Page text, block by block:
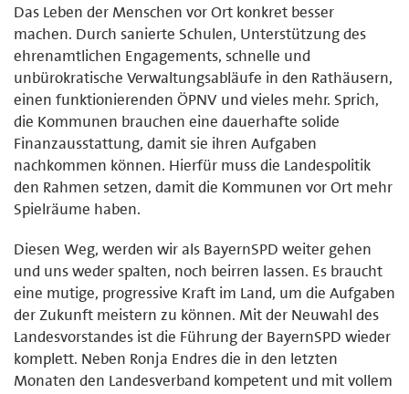
Das Leben der Menschen vor Ort konkret besser
machen. Durch sanierte Schulen, Unterstützung des
ehrenamtlichen Engagements, schnelle und
unbürokratische Verwaltungsabläufe in den Rathäusern,
einen funktionierenden ÖPNV und vieles mehr. Sprich,
die Kommunen brauchen eine dauerhafte solide
Finanzausstattung, damit sie ihren Aufgaben
nachkommen können. Hierfür muss die Landespolitik
den Rahmen setzen, damit die Kommunen vor Ort mehr
Spielräume haben.
Diesen Weg, werden wir als BayernSPD weiter gehen
und uns weder spalten, noch beirren lassen. Es braucht
eine mutige, progressive Kraft im Land, um die Aufgaben
der Zukunft meistern zu können. Mit der Neuwahl des
Landesvorstandes ist die Führung der BayernSPD wieder
komplett. Neben Ronja Endres die in den letzten
Monaten den Landesverband kompetent und mit vollem